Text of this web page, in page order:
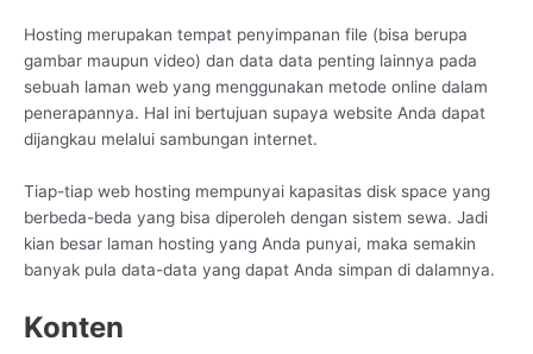
Hosting merupakan tempat penyimpanan file (bisa berupa
gambar maupun video) dan data data penting lainnya pada
sebuah laman web yang menggunakan metode online dalam
penerapannya. Hal ini bertujuan supaya website Anda dapat
dijangkau melalui sambungan internet.
Tiap-tiap web hosting mempunyai kapasitas disk space yang
berbeda-beda yang bisa diperoleh dengan sistem sewa. Jadi
kian besar laman hosting yang Anda punyai, maka semakin
banyak pula data-data yang dapat Anda simpan di dalamnya.
Konten